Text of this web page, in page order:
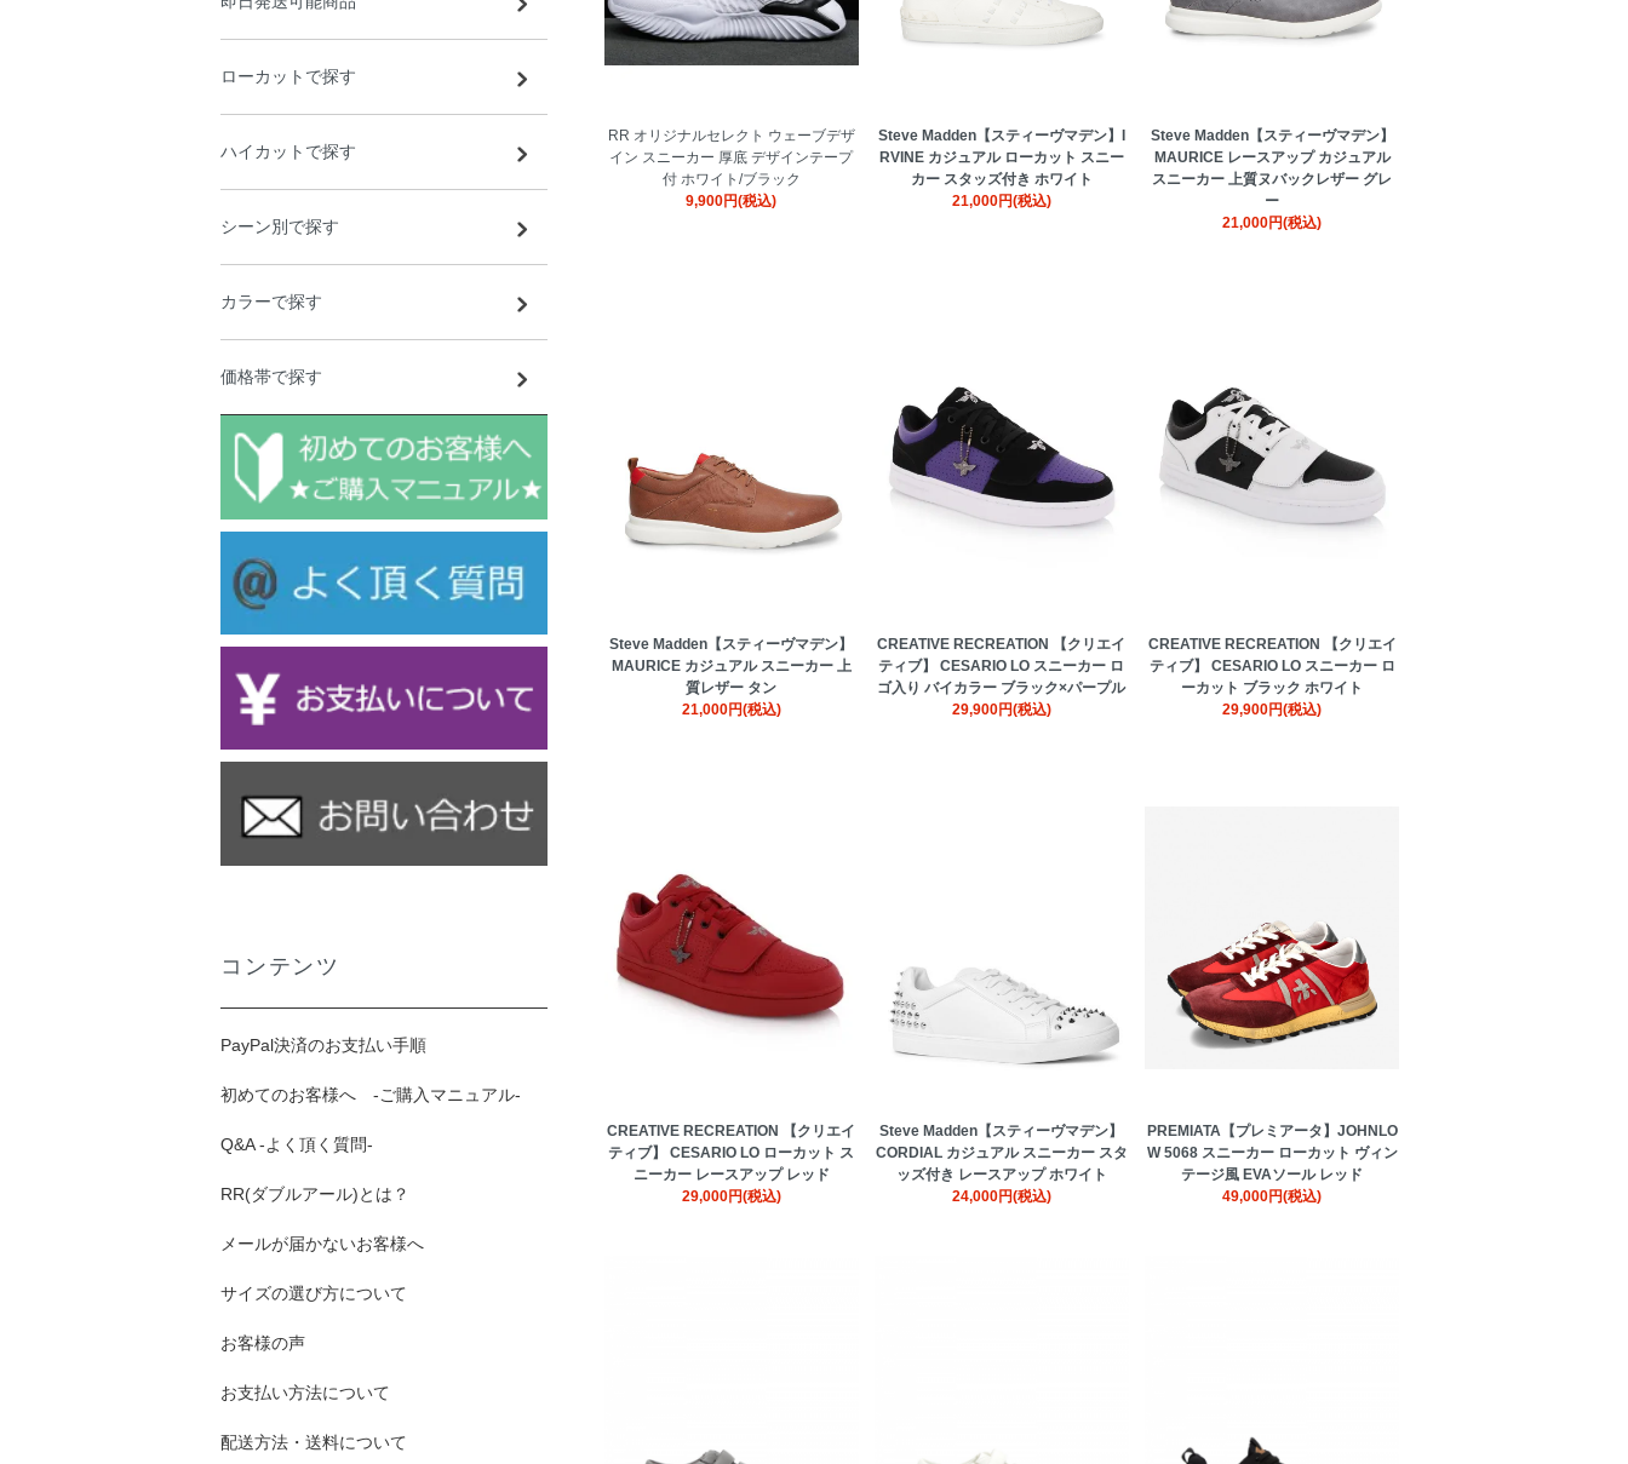
RR オリジナルセレクト ウェーブデザ
イン スニーカー 厚底 デザインテープ
付 ホワイト/ブラック
9,900円(税込)
Steve Madden【スティーヴマデン】I
RVINE カジュアル ローカット スニー
カー スタッズ付き ホワイト
21,000円(税込)
Steve Madden【スティーヴマデン】
MAURICE レースアップ カジュアル
スニーカー 上質ヌバックレザー グレ
ー
21,000円(税込)
Steve Madden【スティーヴマデン】
MAURICE カジュアル スニーカー 上
質レザー タン
21,000円(税込)
CREATIVE RECREATION 【クリエイ
ティブ】 CESARIO LO スニーカー ロ
ゴ入り バイカラー ブラック×パープル
29,900円(税込)
CREATIVE RECREATION 【クリエイ
ティブ】 CESARIO LO スニーカー ロ
ーカット ブラック ホワイト
29,900円(税込)
CREATIVE RECREATION 【クリエイ
ティブ】 CESARIO LO ローカット ス
ニーカー レースアップ レッド
29,000円(税込)
Steve Madden【スティーヴマデン】
CORDIAL カジュアル スニーカー スタ
ッズ付き レースアップ ホワイト
24,000円(税込)
PREMIATA【プレミアータ】JOHNLO
W 5068 スニーカー ローカット ヴィン
テージ風 EVAソール レッド
49,000円(税込)
ローカットで探す
ハイカットで探す
シーン別で探す
カラーで探す
価格帯で探す
コンテンツ
PayPal決済のお支払い手順
初めてのお客様へ -ご購入マニュアル-
Q&A -よく頂く質問-
RR(ダブルアール)とは？
メールが届かないお客様へ
サイズの選び方について
お客様の声
お支払い方法について
配送方法・送料について